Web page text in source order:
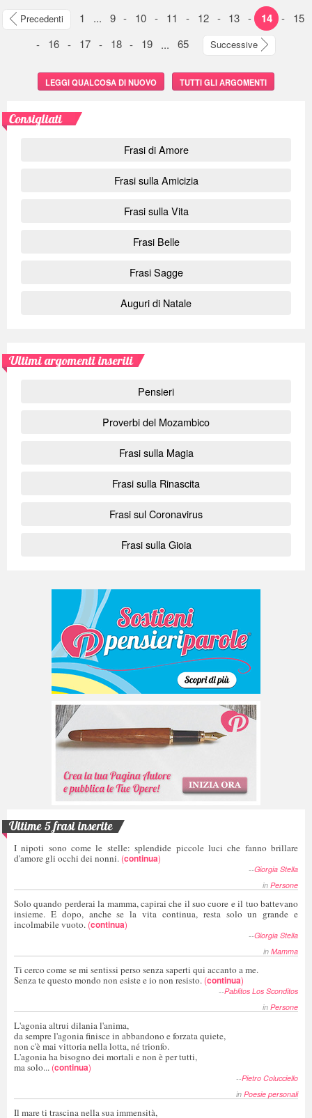
Precedenti 1 ... 9 - 10 - 11 - 12 - 13 - 14 -
15
-
16 - 17 - 18 - 19 ... 65 Successive
LEGGI QUALCOSA DI NUOVO TUTTI GLI ARGOMENTI
Consigliati
Frasi di Amore
Frasi sulla Amicizia
Frasi sulla Vita
Frasi Belle
Frasi Sagge
Auguri di Natale
Ultimi argomenti inseriti
Pensieri
Proverbi del Mozambico
Frasi sulla Magia
Frasi sulla Rinascita
Frasi sul Coronavirus
Frasi sulla Gioia
Ultime 5 frasi inserite
I nipoti sono come le stelle: splendide piccole luci che fanno brillare
d'amore gli occhi dei nonni. (continua)
--Giorgia Stella
in Persone
Solo quando perderai la mamma, capirai che il suo cuore e il tuo battevano
insieme. E dopo, anche se la vita continua, resta solo un grande e
incolmabile vuoto. (continua)
--Giorgia Stella
in Mamma
Ti cerco come se mi sentissi perso senza saperti qui accanto a me.
Senza te questo mondo non esiste e io non resisto. (continua)
--Pablitos Los Sconditos
in Persone
L'agonia altrui dilania l'anima,
da sempre l'agonia finisce in abbandono e forzata quiete,
non c'è mai vittoria nella lotta, né trionfo.
L'agonia ha bisogno dei mortali e non è per tutti,
ma solo... (continua)
--Pietro Colucciello
in Poesie personali
Il mare ti trascina nella sua immensità,